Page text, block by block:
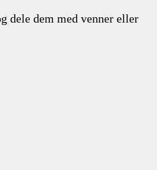
dele dem med venner eller